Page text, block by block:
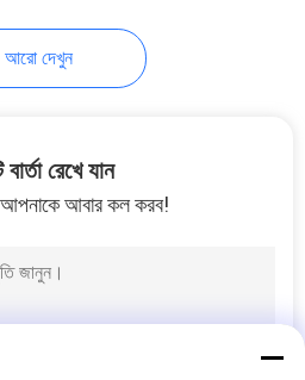
আরো দেখুন
রেখে যান
আবার কল করব!